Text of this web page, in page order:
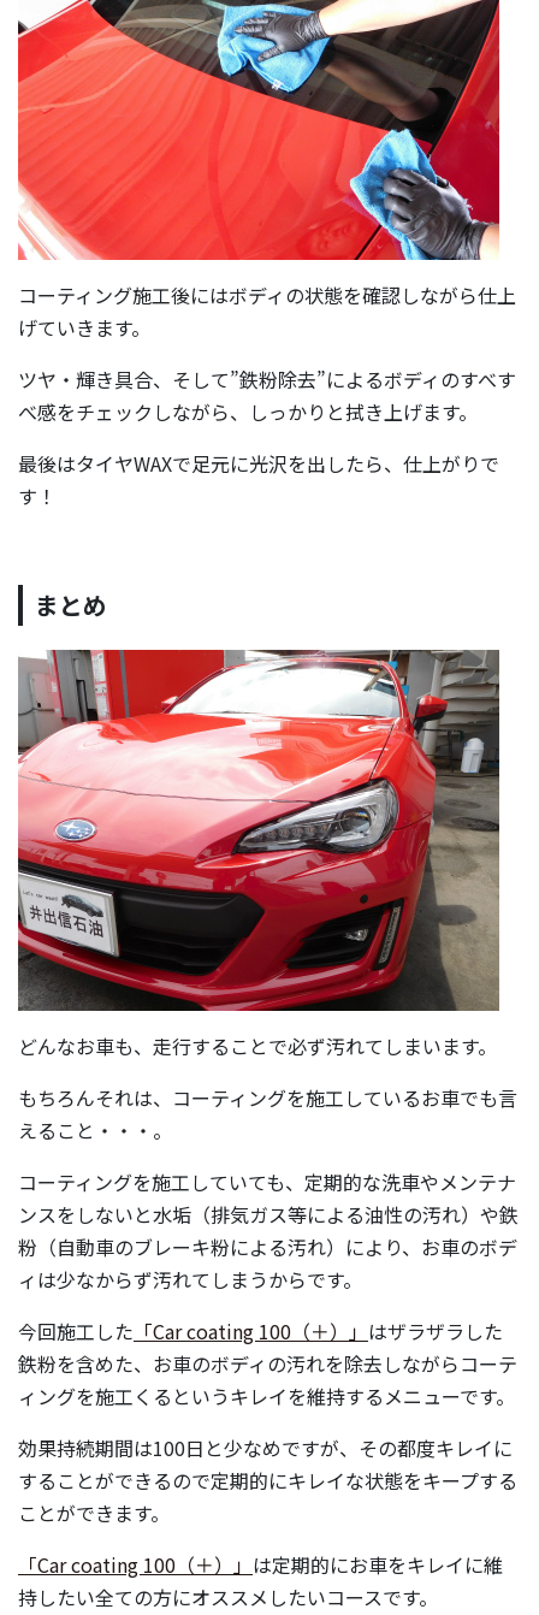
コーティング施工後にはボディの状態を確認しながら仕上
げていきます。
ツヤ・輝き具合、そして”鉄粉除去”によるボディのすべす
べ感をチェックしながら、しっかりと拭き上げます。
最後はタイヤWAXで足元に光沢を出したら、仕上がりで
す！
まとめ
どんなお車も、走行することで必ず汚れてしまいます。
もちろんそれは、コーティングを施工しているお車でも言
えること・・・。
コーティングを施工していても、定期的な洗車やメンテナ
ンスをしないと水垢（排気ガス等による油性の汚れ）や鉄
粉（自動車のブレーキ粉による汚れ）により、お車のボデ
ィは少なからず汚れてしまうからです。
今回施工した 「Car coating 100（＋）」 はザラザラした
鉄粉を含めた、お車のボディの汚れを除去しながらコーテ
ィングを施工くるというキレイを維持するメニューです。
効果持続期間は100日と少なめですが、その都度キレイに
することができるので定期的にキレイな状態をキープする
ことができます。
「Car coating 100（＋）」 は定期的にお車をキレイに維
持したい全ての方にオススメしたいコースです。